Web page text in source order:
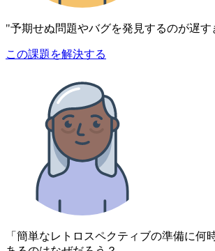
"予期せぬ問題やバグを発見するのが遅す
この課題を解決する
「簡単なレトロスペクティブの準備に何